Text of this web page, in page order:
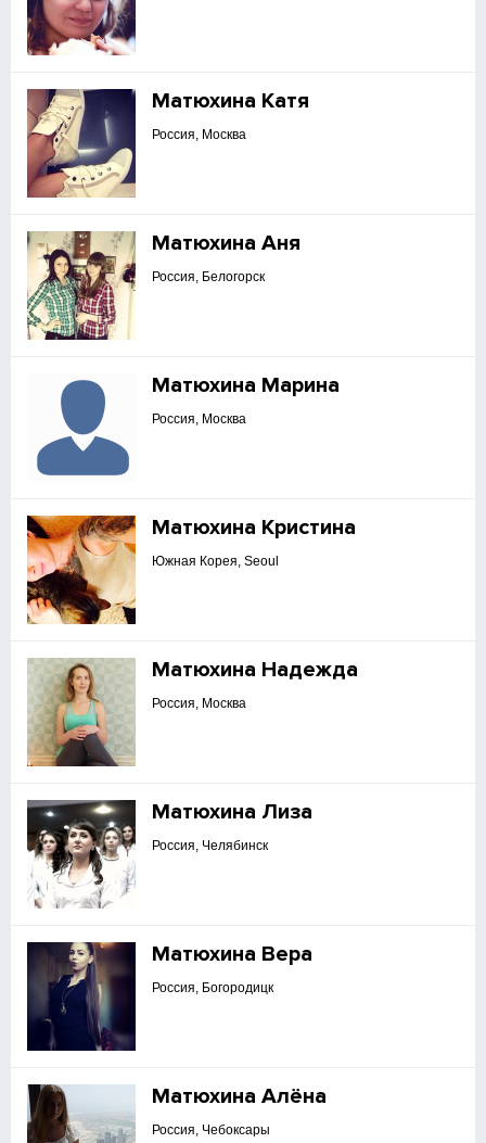
Матюхина Катя
Россия, Москва
Матюхина Аня
Россия, Белогорск
Матюхина Марина
Россия, Москва
Матюхина Кристина
Южная Корея, Seoul
Матюхина Надежда
Россия, Москва
Матюхина Лиза
Россия, Челябинск
Матюхина Вера
Россия, Богородицк
Матюхина Алёна
Россия, Чебоксары